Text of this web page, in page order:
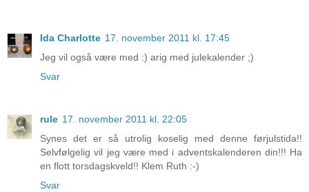
Ida Charlotte 17. november 2011 kl. 17:45
Jeg vil også være med :) arig med julekalender ;)
Svar
rule 17. november 2011 kl. 22:05
Synes det er så utrolig koselig med denne førjulstida!!
Selvfølgelig vil jeg være med i adventskalenderen din!!! Ha
en flott torsdagskveld!! Klem Ruth :-)
Svar